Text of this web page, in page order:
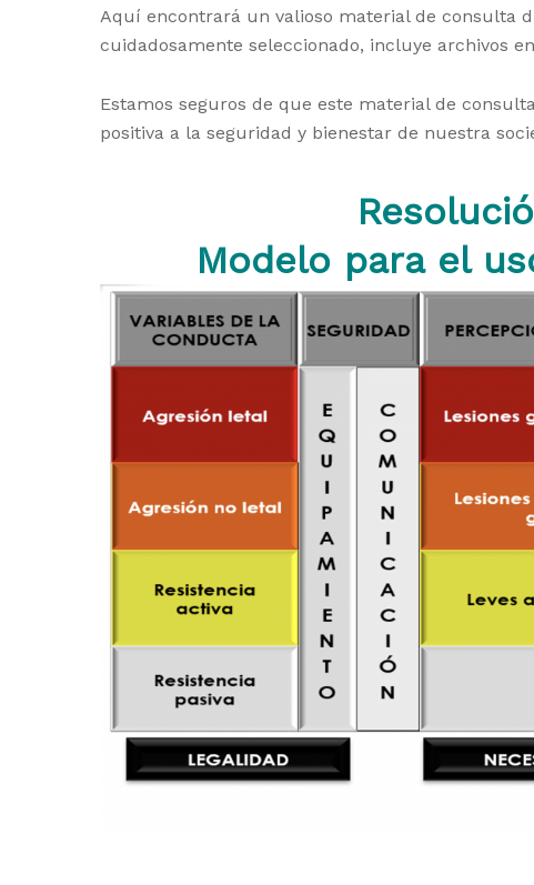
Aquí encontrará un valioso material de consulta
cuidadosamente seleccionado, incluye archivos
Estamos seguros de que este material de
positiva a la seguridad y bienestar de nuestra
Modelo para el